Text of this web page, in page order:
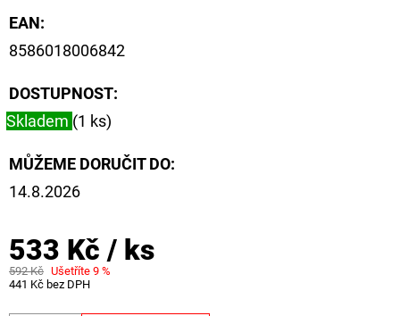
EAN:
8586018006842
DOSTUPNOST:
Skladem (1 ks)
MŮŽEME DORUČIT DO:
14.8.2026
533 Kč / ks
592 Kč Ušetříte 9 %
441 Kč bez DPH